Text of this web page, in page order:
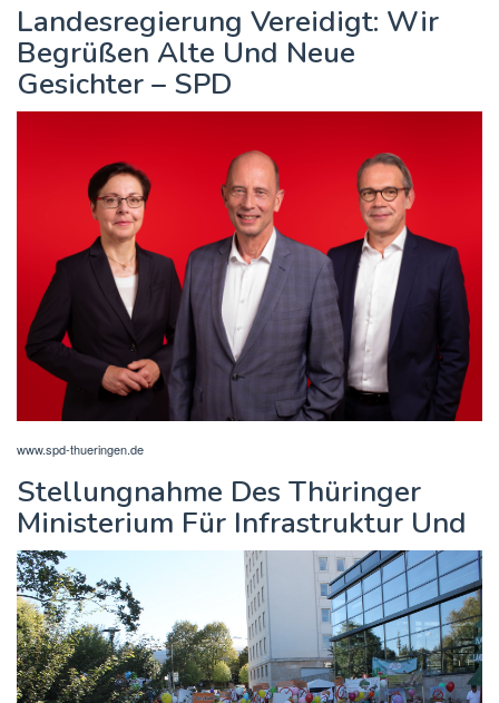
Landesregierung Vereidigt: Wir
Begrüßen Alte Und Neue
Gesichter – SPD
www.spd-thueringen.de
Stellungnahme Des Thüringer
Ministerium Für Infrastruktur Und